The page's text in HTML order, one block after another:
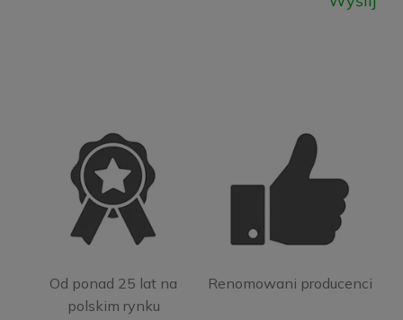
Od ponad 25 lat na
polskim rynku
Renomowani producenci